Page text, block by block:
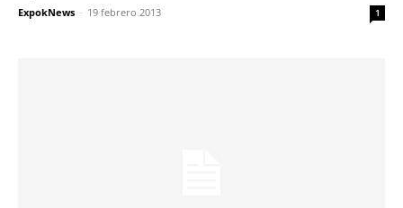
ExpokNews - 19 febrero 2013 1